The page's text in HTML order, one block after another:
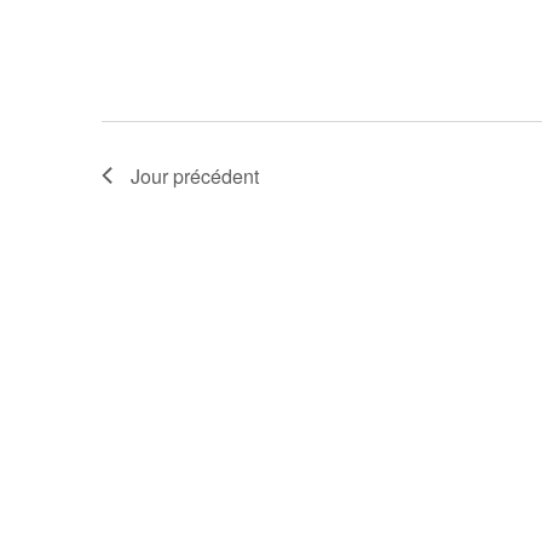
Jour précédent